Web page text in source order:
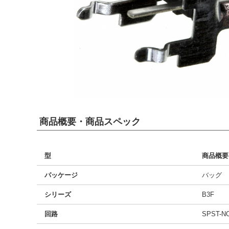
商品概要・商品スペック
型 商品概要
パッケージ バッグ
シリーズ B3F
回路 SPST-